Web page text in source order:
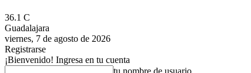
36.1 C
Guadalajara
viernes, 7 de agosto de 2026
Registrarse
¡Bienvenido! Ingresa en tu cuenta
tu nombre de usuario